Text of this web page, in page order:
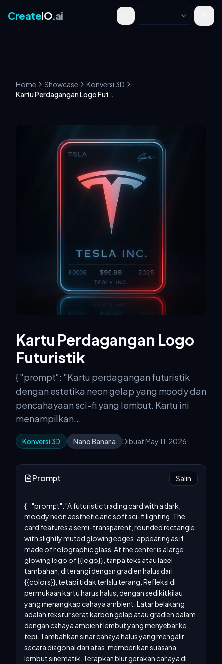
CreateIO.ai Toggle theme
Home Showcase
Konversi 3D
Kartu Perdagangan Logo Futuristik
Kartu Perdagangan Logo
Futuristik
{ "prompt": "Kartu perdagangan futuristik
dengan estetika neon gelap yang moody dan
pencahayaan sci-fi yang lembut. Kartu ini
menampilkan...
Konversi 3D Nano Banana Dibuat May 11, 2026
Prompt Salin
{     "prompt": "A futuristic trading card with a dark,
moody neon aesthetic and soft sci-fi lighting. The
card features a semi-transparent, rounded rectangle
with slightly muted glowing edges, appearing as if
made of holographic glass. At the center is a large
glowing logo of {{logo}}, tanpa teks atau label
tambahan, diterangi dengan gradien halus dari
{{colors}}, tetapi tidak terlalu terang. Refleksi di
permukaan kartu harus halus, dengan sedikit kilau
yang menangkap cahaya ambient. Latar belakang
adalah tekstur serat karbon gelap atau gradien dalam
dengan cahaya ambient lembut yang menyebar ke
tepi. Tambahkan sinar cahaya halus yang mengalir
secara diagonal dari atas, memberikan suasana
lembut sinematik. Terapkan blur gerakan cahaya di